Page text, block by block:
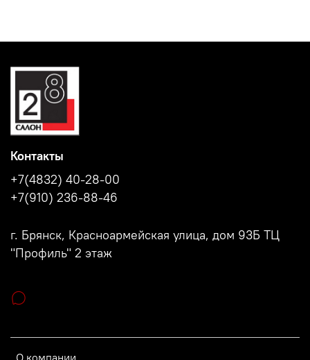
Контакты
+7(4832) 40-28-00
+7(910) 236-88-46
г. Брянск, Красноармейская улица, дом 93Б ТЦ
"Профиль" 2 этаж